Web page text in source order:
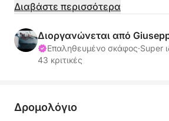
βυθιστούν στην αυθεντική
Αναχωρώντας από τη Μαρίνα ντι
9:00 π.μ., θα πλεύσετε κατά
και τη μαγευτική θέα. Κατά τη
Διαβάστε περισσότερα
Διοργανώνεται από
Επαληθευμένο σκάφος·Super
43 κριτικές
Δρομολόγιο